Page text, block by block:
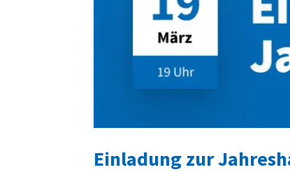
Einladung zur